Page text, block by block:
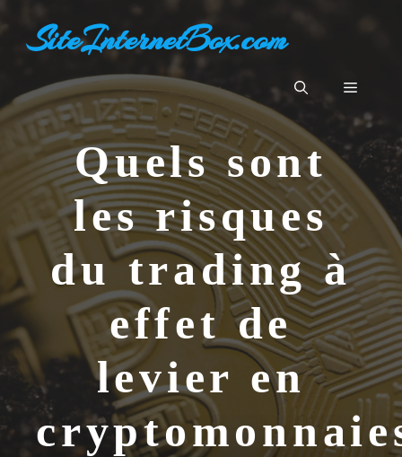
au
contenuSiteInternetBox.com
Menu
Quels sont
les risques
du trading à
effet de
levier en